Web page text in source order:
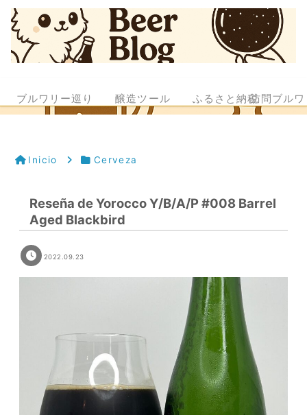
ブルワリー巡り 醸造ツール ふるさと納税訪問ブル
Inicio Cerveza
Reseña de Yorocco Y/B/A/P #008 Barrel
Aged Blackbird
2022.09.23